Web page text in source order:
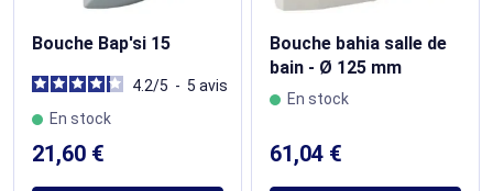
Bouche Bap'si 15
4.2/5 - 5 avis
En stock
21,60 €
Bouche bahia salle de
bain - Ø 125 mm
En stock
61,04 €